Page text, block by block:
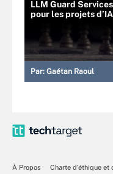
LLM Guard
pour les projets
Par: Gaétan Raoul
À Propos
Charte d’éthique et